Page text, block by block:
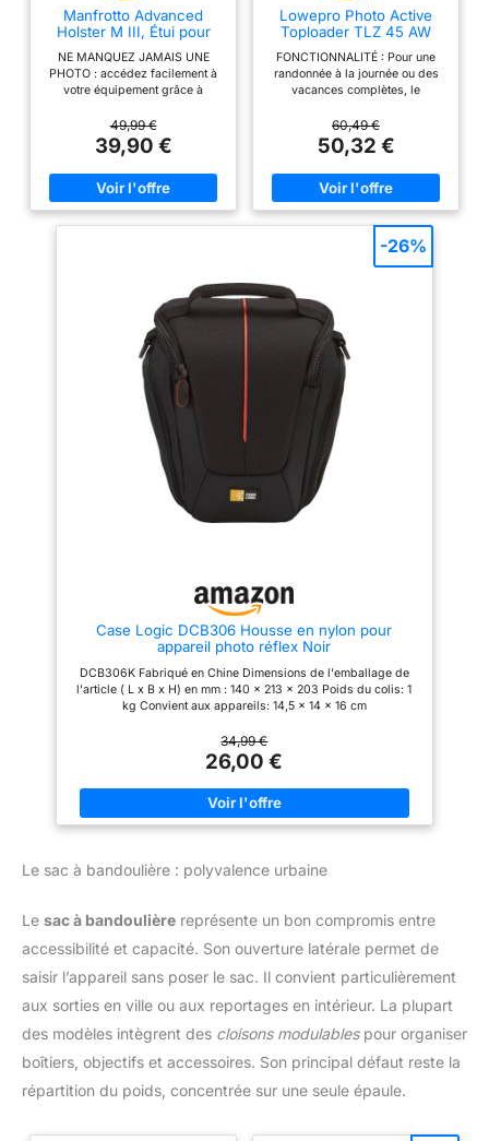
Manfrotto Advanced
Holster M III, Étui pour
Objectif, Sacoche pour
Appareil Photo avec
Fixation pour Trépied et
Contre la Pluie,
Accessoires de
NE MANQUEZ JAMAIS UNE
PHOTO : accédez facilement à
votre équipement grâce à
s'ouvre vers l'extérieur sans
gêner vos mouvements
SPACIEUX : convient à un
appareil hybride professionnel
avec objectif de taille moyenne
attaché ou une combinaison de
Sangle de fixation avant pour
trépied compact compatible
avec le Joby GorillaPod, idéal
lorsque vous avez besoin d'un
support supplémentaire pour
vos idées créatives PORTEZ-LE
COMME VOUS VOULEZ :
bandoulière rembourrée
amovible compatible avec les
passants de ceinture, selon
votre style et vos besoins de
confort lors de shootings
exigeants NE PERDEZ PAS VOS
ACCESSOIRES IMPORTANTS : 2
poches internes modulables
49,99 €
39,90 €
Lowepro Photo Active
Toploader TLZ 45 AW
pour Reflex et Hybride
Type Sony Alpha 9 avec
Sangle d’Epaule Amovible
et Plusieurs Poches -
FONCTIONNALITÉ : Pour une
randonnée à la journée ou des
vacances complètes, le
d’accéder facilement à votre
équipement et de le protéger
ACCESSIBILITÉ : Étui compact
avec accès rapide, sangle
d’épaule amovible et fermeture
Eclair avec deux languettes de
PORTAGE : En croisé sur
l’épaule ou à la taille grâce au
passant pour ceinture, poignée
large et rembourrée pour une
prise en main confortable
PROTECTION : La housse All
Weather AW Cover fournie
protège le sac contre la pluie et
la poussière ORGANISATION :
Une poche zippée sur le côté,
une poche extensible à l’avant
et une poche intérieure zippée
permettent de bien ranger les
accessoires
60,49 €
50,32 €
Case Logic DCB306 Housse en nylon pour
appareil photo réflex Noir
DCB306K Fabriqué en Chine Dimensions de l'emballage de
l'article ( L x B x H) en mm : 140 x 213 x 203 Poids du colis: 1
kg Convient aux appareils: 14,5 x 14 x 16 cm
34,99 €
26,00 €
-26%
Le sac à bandoulière : polyvalence urbaine
Le sac à bandoulière représente un bon compromis entre
accessibilité et capacité. Son ouverture latérale permet de
saisir l’appareil sans poser le sac. Il convient particulièrement
aux sorties en ville ou aux reportages en intérieur. La plupart
des modèles intègrent des cloisons modulablespour organiser
boîtiers, objectifs et accessoires. Son principal défaut reste la
répartition du poids, concentrée sur une seule épaule.